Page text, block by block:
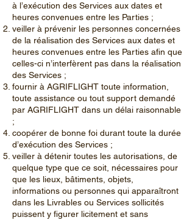
à l’exécution des Services aux dates et
heures convenues entre les Parties ;
veiller à prévenir les personnes concernées
de la réalisation des Services aux dates et
heures convenues entre les Parties afin que
celles-ci n’interfèrent pas dans la réalisation
des Services ;
fournir à AGRIFLIGHT toute information,
toute assistance ou tout support demandé
par AGRIFLIGHT dans un délai raisonnable
;
coopérer de bonne foi durant toute la durée
d’exécution des Services ;
veiller à détenir toutes les autorisations, de
quelque type que ce soit, nécessaires pour
que les lieux, bâtiments, objets,
informations ou personnes qui apparaîtront
dans les Livrables ou Services sollicités
puissent y figurer licitement et sans